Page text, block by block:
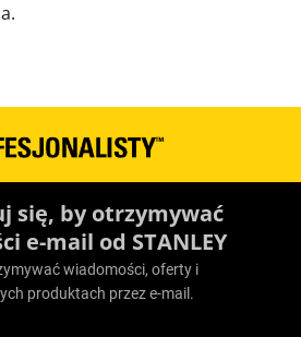
się, by otrzymywać
e-mail od STANLEY
wiadomości, oferty i
produktach przez e-mail.